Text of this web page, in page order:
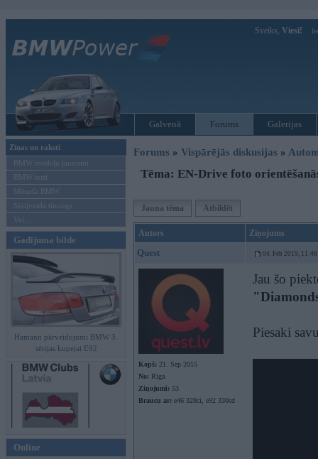
Sveiks, Viesi!
Galvenā Forums Galerijas
Ziņas un raksti
BMW modeļu jaunumi
BMW testi
Mēneša BMW
Sērijveida tūnings
Vel...
Gadījuma bilde
Hamann pārveidojumi BMW 3.
sērijas kupejai E92
Online
Forums » Vispārējās diskusijas »
Tēma: EN-Drive foto
Jauna tēma Atbildēt
Autors Ziņojums
Quest 04. Feb 2019, 11:48
Kopš: 21. Sep 2015
No: Rīga
Ziņojumi: 53
Braucu ar: e46 328ci, e92 330cd
Jau šo
Piesaki